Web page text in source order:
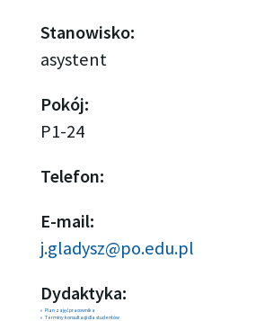
Stanowisko:
asystent
Pokój:
P1-24
Telefon:
E-mail:
j.gladysz@po.edu.pl
Dydaktyka:
Plan zajęć pracownika
Terminy konsultacji dla studentów